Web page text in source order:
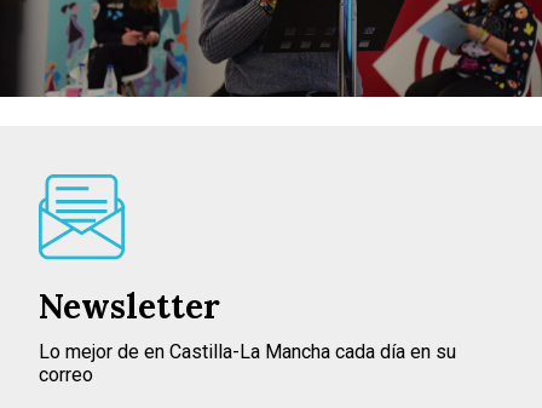
Newsletter
Lo mejor de en Castilla-La Mancha cada día en su
correo